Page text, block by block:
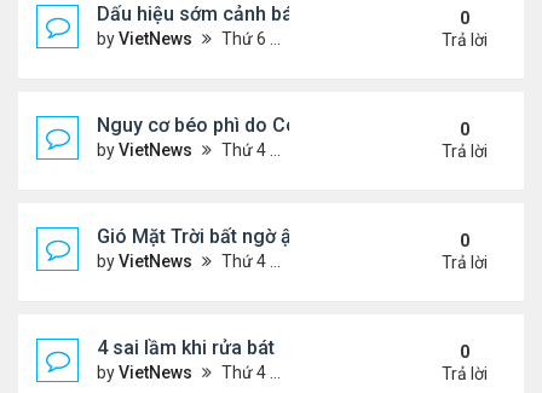
Dấu hiệu sớm cảnh báo bệnh tiểu đường
byVietNews Thứ 6 Tháng 8 12, 2022 3:03 pm
0
Trả lời
Nguy cơ béo phì do Covid-19
byVietNews Thứ 4 Tháng 8 10, 2022 5:13 pm
0
Trả lời
Gió Mặt Trời bất ngờ ập tới Trái Đất
byVietNews Thứ 4 Tháng 8 10, 2022 3:06 pm
0
Trả lời
4 sai lầm khi rửa bát
byVietNews Thứ 4 Tháng 8 10, 2022 3:02 pm
0
Trả lời